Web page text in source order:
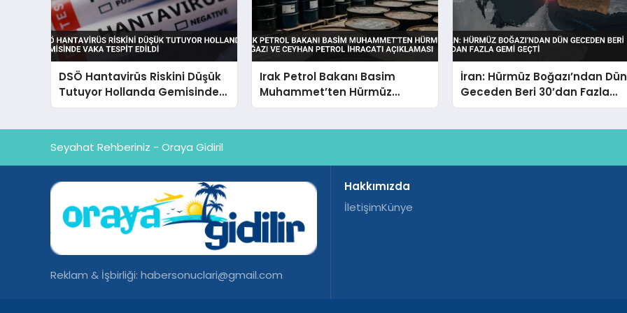
DSÖ Hantavirüs Riskini Düşük
Tutuyor Hollanda Gemisinde
Vaka Tespit Edildi
Irak Petrol Bakanı Basim
Muhammet’ten Hürmüz
Boğazı ve Ceyhan Petrol
İran: Hürmüz Boğazı’ndan Dün
Geceden Beri 30’dan Fazla
Gemi Geçti
Seyahat Rehberiniz - Oraya Gidiril
Reklam & İşbirliği: habersonuclari@gmail.com
Hakkımızda
İletişimKünye